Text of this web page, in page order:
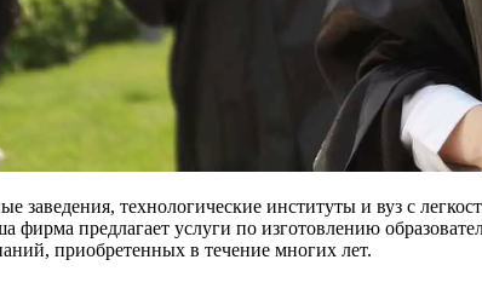
заведения, технологические институты и вуз с
фирма предлагает услуги по изготовлению
приобретенных в течение многих лет.